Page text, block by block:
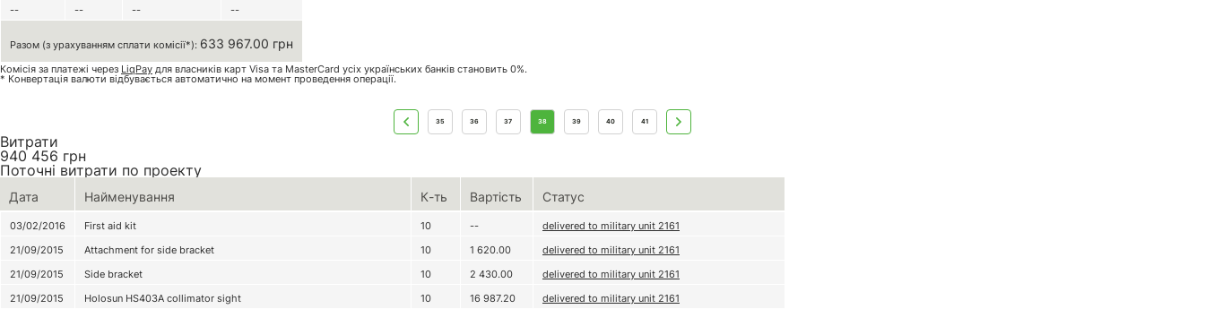
-- -- -- --
Разом (з урахуванням сплати комісії*): 633 967.00 грн
Комісія за платежі через LiqPay для власників карт Visa та MasterCard усіх українських банків становить 0%.
* Конвертація валюти відбувається автоматично на момент проведення операції.
35 36 37 38 39 40 41
Витрати
940 456 грн
Поточні витрати по проекту
Дата Найменування К-ть Вартість Статус
03/02/2016 First aid kit 10 --
delivered to military unit 2161
21/09/2015
Attachment for side bracket 10 1 620.00
delivered to military unit 2161
21/09/2015
Side bracket 10 2 430.00
delivered to military unit 2161
21/09/2015
Holosun HS403A collimator sight 10 16 987.20
delivered to military unit 2161